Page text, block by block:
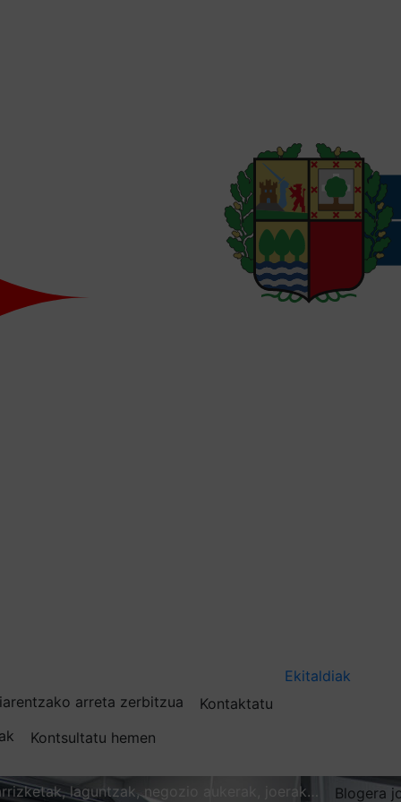
arreta zerbitzua
Kontaktatu
Kontsultatu hemen
Ekitaldiak
laguntzak, negozio aukerak, joerak…
Blogera